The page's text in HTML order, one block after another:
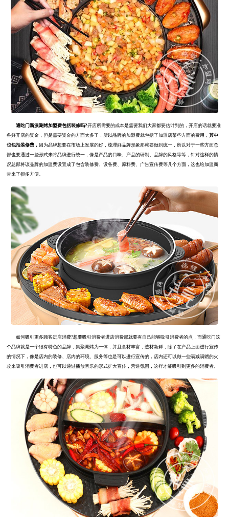
通吃门新派涮烤加盟费包括装修吗?开店所需要的成本是需要我们大家都要估计到的，开店的话就要准
备好开店的资金，但是需要资金的方面太多了，所以品牌的加盟费就包括了加盟店某些方面的费用， 其中
也包括装修费， 因为品牌想要在市场上发展的好，梳理好品牌形象那就要做到统一，所以对于一些方面总
部也要通过一些形式来将品牌进行统一，像是产品的口味、产品的研制、品牌的风格等等，针对这样的情
况总部将该品牌的加盟费设置成了包含装修费、设备费、原料费、广告宣传费等几个方面，这也给加盟商
带来了很多方便。
如何吸引更多顾客进店消费?想要吸引消费者进店消费那就要有自己能够吸引消费者的点，而通吃门这
个品牌就是一个很有特色的品牌，集聚涮烤为一体，并且食材丰富，选材新鲜，除了在产品上面进行宣传
的情况下，像是店内的装修、店内的环境、服务等也是可以进行宣传的，店内还可以做一些满减满赠的火
攻来吸引消费者进店，也可以通过播放音乐的形式扩大宣传，营造氛围，这样才能吸引到更多的消费者。